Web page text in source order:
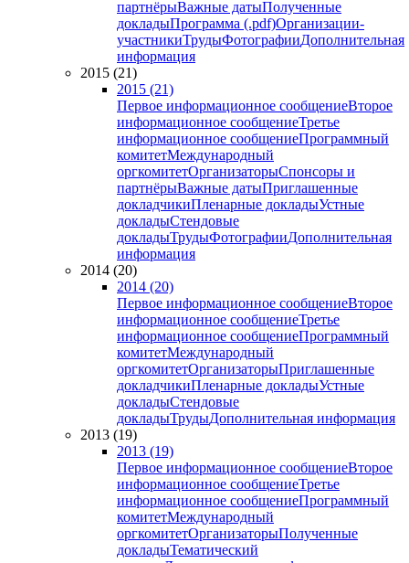
партнёрыВажные датыПолученные
докладыПрограмма (.pdf)Организации-
участникиТрудыФотографииДополнительная
информация
2015 (21)
2015 (21)
Первое информационное сообщениеВторое
информационное сообщениеТретье
информационное сообщениеПрограммный
комитетМеждународный
оргкомитетОрганизаторыСпонсоры и
партнёрыВажные датыПриглашенные
докладчикиПленарные докладыУстные
докладыСтендовые
докладыТрудыФотографииДополнительная
информация
2014 (20)
2014 (20)
Первое информационное сообщениеВторое
информационное сообщениеТретье
информационное сообщениеПрограммный
комитетМеждународный
оргкомитетОрганизаторыПриглашенные
докладчикиПленарные докладыУстные
докладыСтендовые
докладыТрудыДополнительная информация
2013 (19)
2013 (19)
Первое информационное сообщениеВторое
информационное сообщениеТретье
информационное сообщениеПрограммный
комитетМеждународный
оргкомитетОрганизаторыПолученные
докладыТематический